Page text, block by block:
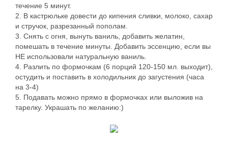
течение 5 минут.
2. В кастрюльке довести до кипения сливки, молоко, сахар
и стручок, разрезанный пополам.
3. Снять с огня, вынуть ваниль, добавить желатин,
помешать в течение минуты. Добавить эссенцию, если вы
НЕ использовали натуральную ваниль.
4. Разлить по формочкам (6 порций 120-150 мл. выходит),
остудить и поставить в холодильник до загустения (часа
на 3-4)
5. Подавать можно прямо в формочках или выложив на
тарелку. Украшать по желанию:)